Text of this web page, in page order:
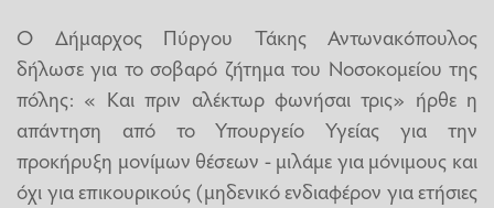
Ο Δήμαρχος Πύργου Τάκης Αντωνακόπουλος
δήλωσε για το σοβαρό ζήτημα του Νοσοκομείου της
πόλης: « Και πριν αλέκτωρ φωνήσαι τρις» ήρθε η
απάντηση από το Υπουργείο Υγείας για την
προκήρυξη μονίμων θέσεων - μιλάμε για μόνιμους και
όχι για επικουρικούς (μηδενικό ενδιαφέρον για ετήσιες